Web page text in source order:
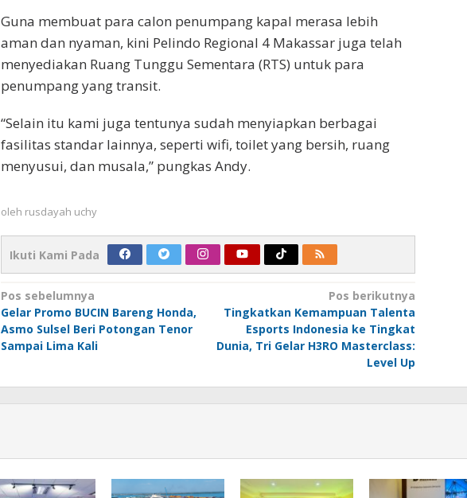
Guna membuat para calon penumpang kapal merasa lebih
aman dan nyaman, kini Pelindo Regional 4 Makassar juga telah
menyediakan Ruang Tunggu Sementara (RTS) untuk para
penumpang yang transit.
“Selain itu kami juga tentunya sudah menyiapkan berbagai
fasilitas standar lainnya, seperti wifi, toilet yang bersih, ruang
menyusui, dan musala,” pungkas Andy.
oleh rusdayah uchy
Ikuti Kami Pada
Navigasi
pos
Pos sebelumnya
Gelar Promo BUCIN Bareng Honda,
Asmo Sulsel Beri Potongan Tenor
Sampai Lima Kali
Pos berikutnya
Tingkatkan Kemampuan Talenta
Esports Indonesia ke Tingkat
Dunia, Tri Gelar H3RO Masterclass:
Level Up